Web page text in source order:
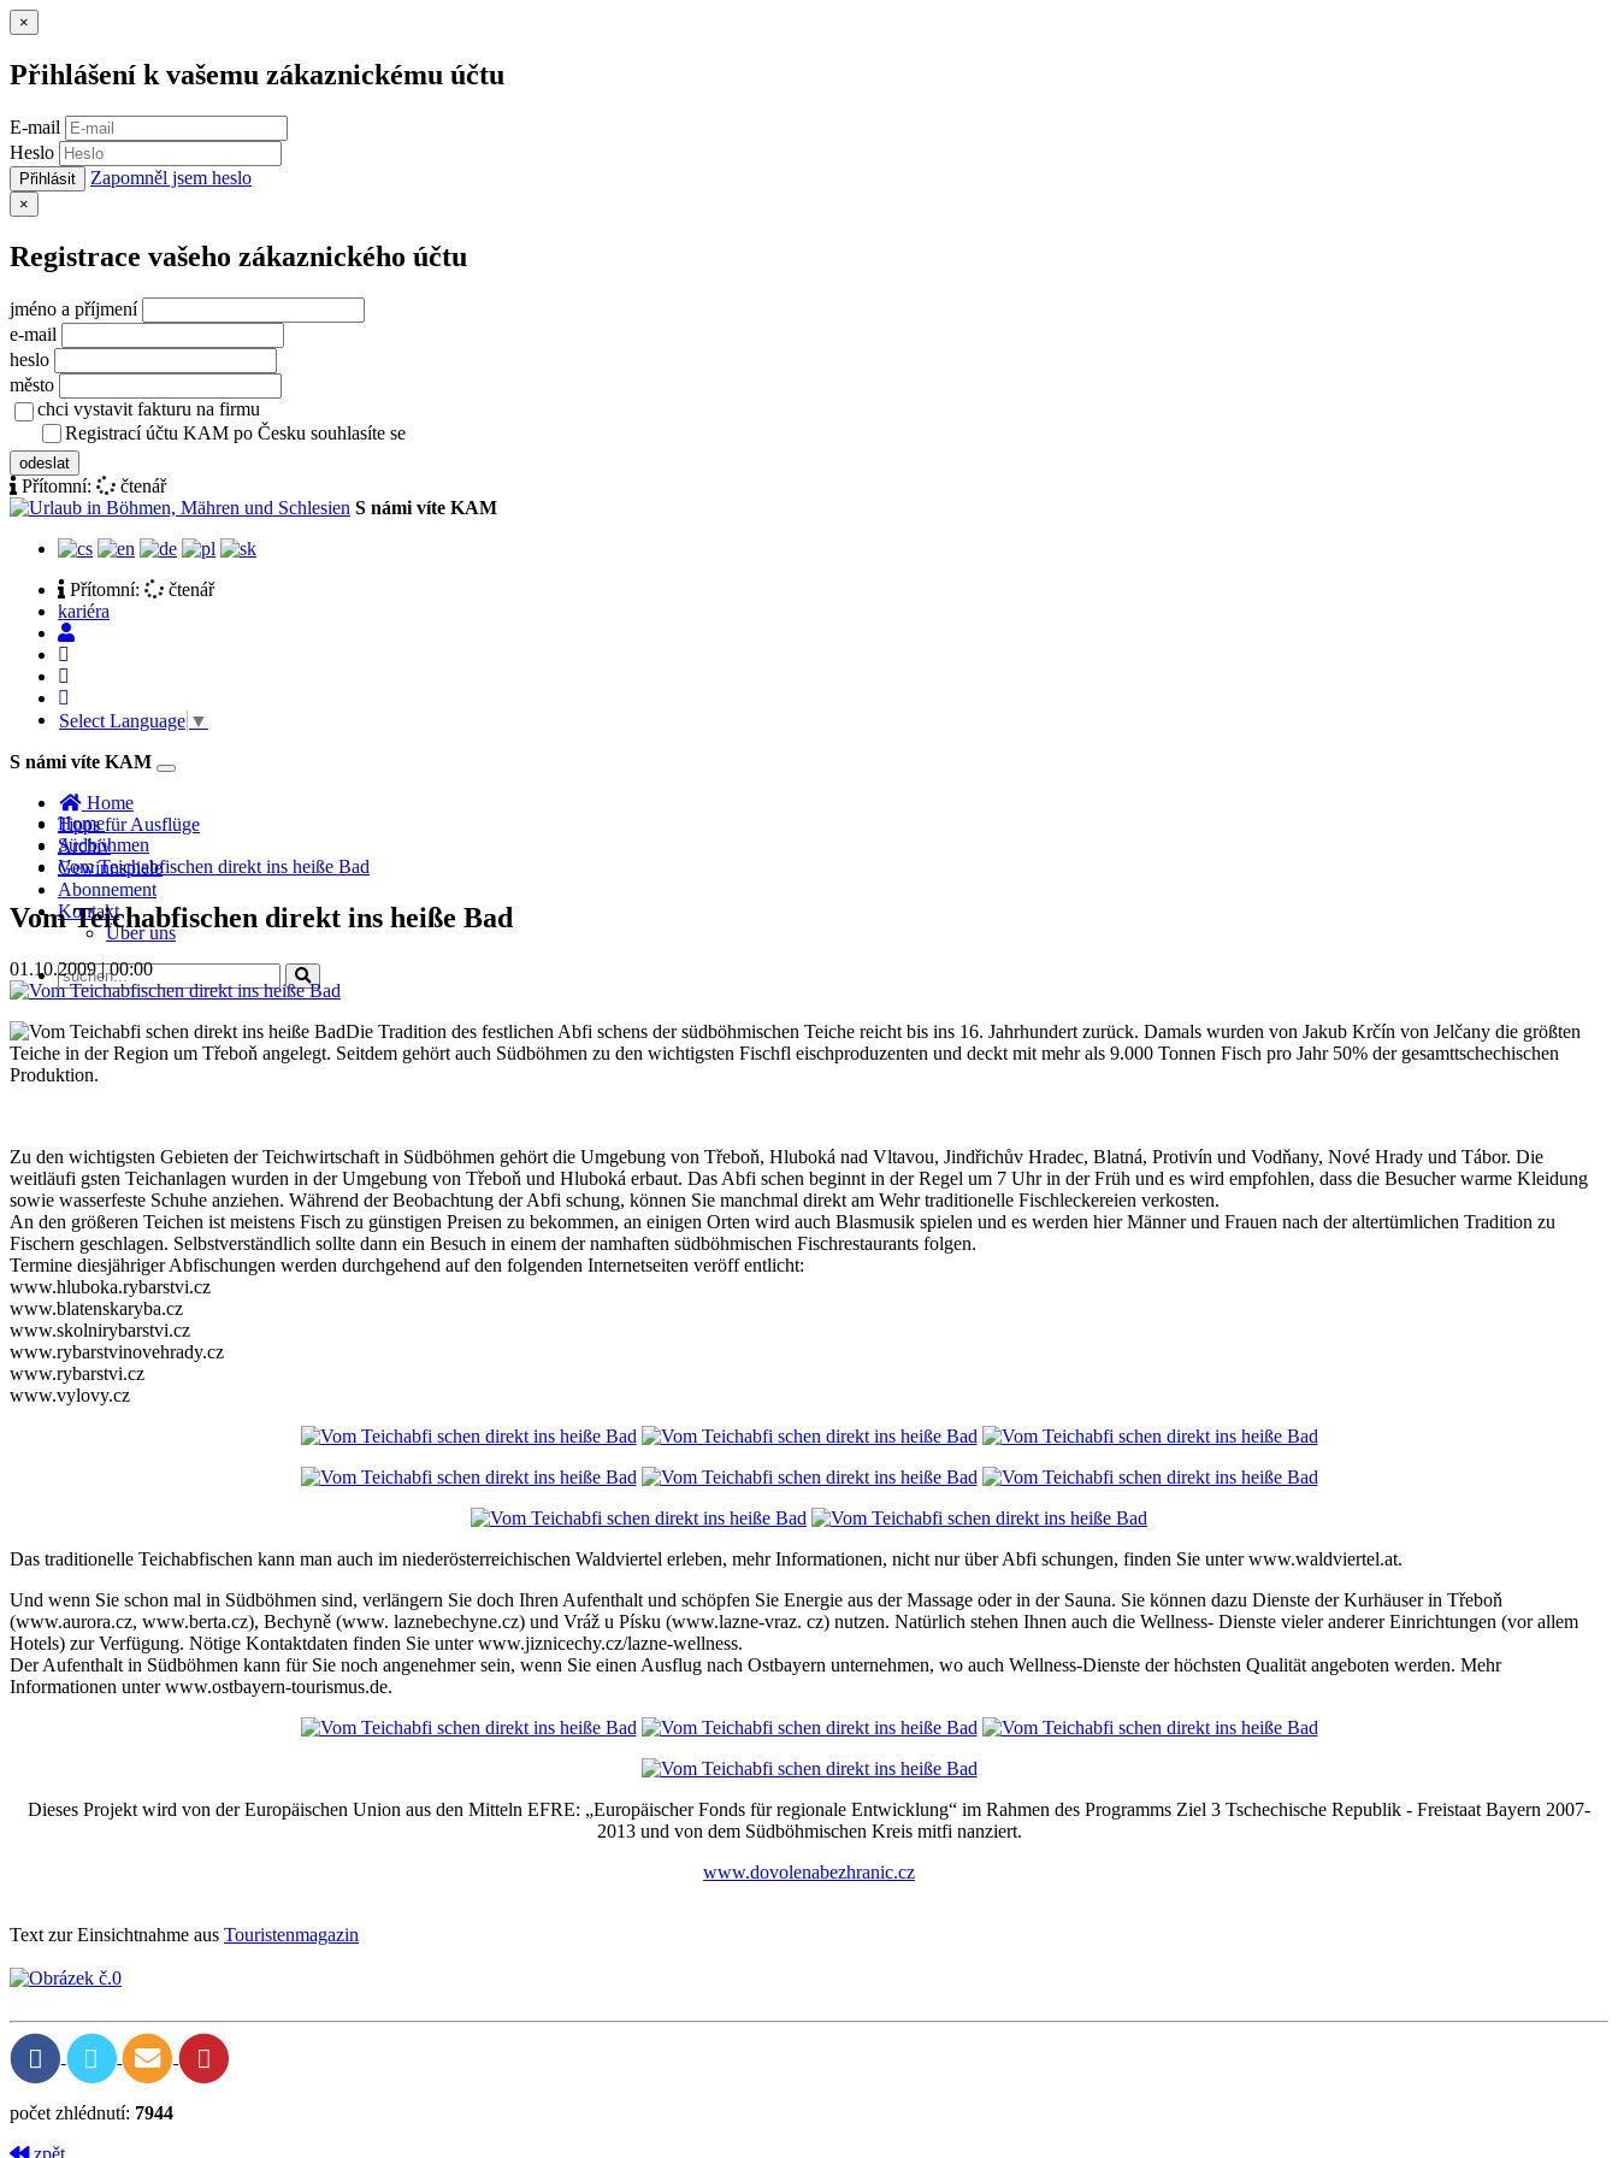
×
Přihlášení k vašemu zákaznickému účtu
E-mail
Heslo
Přihlásit Zapomněl jsem heslo
×
Registrace vašeho zákaznického účtu
jméno a příjmení
e-mail
heslo
město
chci vystavit fakturu na firmu
Registrací účtu KAM po Česku souhlasíte se
odeslat
Přítomní:
čtenář
S námi víte KAM
Přítomní:
čtenář
kariéra
Select Language ▼
S námi víte KAM
Toggle
Home
Tipps für Ausflüge
Archiv
Gewinnspiele
Abonnement
Kontakt
Über uns
Home
Südböhmen
Vom Teichabfischen direkt ins heiße Bad
Vom Teichabfischen direkt ins heiße Bad
01.10.2009 | 00:00
Die Tradition des festlichen Abfi schens der südböhmischen Teiche reicht bis ins 16. Jahrhundert zurück. Damals wurden von Jakub Krčín von Jelčany die größten
Teiche in der Region um Třeboň angelegt. Seitdem gehört auch Südböhmen zu den wichtigsten Fischfl eischproduzenten und deckt mit mehr als 9.000 Tonnen Fisch pro Jahr 50% der gesamttschechischen
Produktion.
Zu den wichtigsten Gebieten der Teichwirtschaft in Südböhmen gehört die Umgebung von Třeboň, Hluboká nad Vltavou, Jindřichův Hradec, Blatná, Protivín und Vodňany, Nové Hrady und Tábor. Die
weitläufi gsten Teichanlagen wurden in der Umgebung von Třeboň und Hluboká erbaut. Das Abfi schen beginnt in der Regel um 7 Uhr in der Früh und es wird empfohlen, dass die Besucher warme Kleidung
sowie wasserfeste Schuhe anziehen. Während der Beobachtung der Abfi schung, können Sie manchmal direkt am Wehr traditionelle Fischleckereien verkosten.
An den größeren Teichen ist meistens Fisch zu günstigen Preisen zu bekommen, an einigen Orten wird auch Blasmusik spielen und es werden hier Männer und Frauen nach der altertümlichen Tradition zu
Fischern geschlagen. Selbstverständlich sollte dann ein Besuch in einem der namhaften südböhmischen Fischrestaurants folgen.
Termine diesjähriger Abfischungen werden durchgehend auf den folgenden Internetseiten veröff entlicht:
www.hluboka.rybarstvi.cz
www.blatenskaryba.cz
www.skolnirybarstvi.cz
www.rybarstvinovehrady.cz
www.rybarstvi.cz
www.vylovy.cz
Das traditionelle Teichabfischen kann man auch im niederösterreichischen Waldviertel erleben, mehr Informationen, nicht nur über Abfi schungen, finden Sie unter www.waldviertel.at.
Und wenn Sie schon mal in Südböhmen sind, verlängern Sie doch Ihren Aufenthalt und schöpfen Sie Energie aus der Massage oder in der Sauna. Sie können dazu Dienste der Kurhäuser in Třeboň
(www.aurora.cz, www.berta.cz), Bechyně (www. laznebechyne.cz) und Vráž u Písku (www.lazne-vraz. cz) nutzen. Natürlich stehen Ihnen auch die Wellness- Dienste vieler anderer Einrichtungen (vor allem
Hotels) zur Verfügung. Nötige Kontaktdaten finden Sie unter www.jiznicechy.cz/lazne-wellness.
Der Aufenthalt in Südböhmen kann für Sie noch angenehmer sein, wenn Sie einen Ausflug nach Ostbayern unternehmen, wo auch Wellness-Dienste der höchsten Qualität angeboten werden. Mehr
Informationen unter www.ostbayern-tourismus.de.
Dieses Projekt wird von der Europäischen Union aus den Mitteln EFRE: „Europäischer Fonds für regionale Entwicklung“ im Rahmen des Programms Ziel 3 Tschechische Republik - Freistaat Bayern 2007-
2013 und von dem Südböhmischen Kreis mitfi nanziert.
www.dovolenabezhranic.cz
Text zur Einsichtnahme aus Touristenmagazin
počet zhlédnutí: 7944